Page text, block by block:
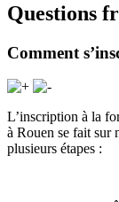
Questions
Comment
L’inscription à la
à Rouen se fait sur
plusieurs étapes :